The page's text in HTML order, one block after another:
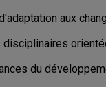
aux
disciplinaires
du